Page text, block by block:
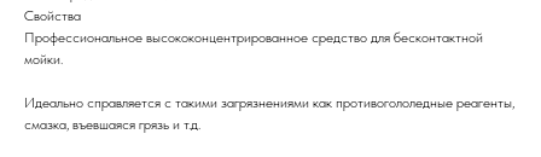
Свойства
Профессиональное высококонцентрированное средство для бесконтактной
мойки.
Идеально справляется с такими загрязнениями как противогололедные реагенты,
смазка, въевшаяся грязь и т.д.